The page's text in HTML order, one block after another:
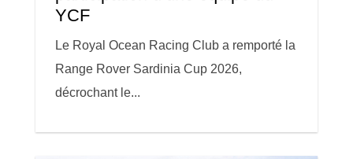
YCF
Le Royal Ocean Racing Club a remporté la
Range Rover Sardinia Cup 2026,
décrochant le...